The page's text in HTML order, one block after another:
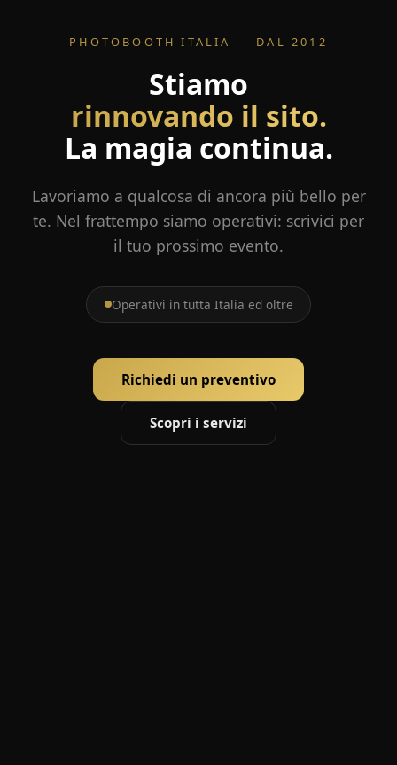
PHOTOBOOTH ITALIA — DAL 2012
Stiamo
rinnovando il sito.
La magia continua.
Lavoriamo a qualcosa di ancora più bello per
te. Nel frattempo siamo operativi: scrivici per
il tuo prossimo evento.
Operativi in tutta Italia ed oltre
Richiedi un preventivo
Scopri i servizi